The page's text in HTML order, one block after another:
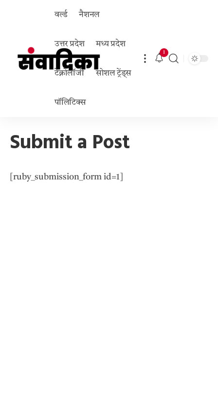
वर्ल्ड नैशनल
उत्तर प्रदेश मध्य प्रदेश
टेक्नोलॉजी सोशल ट्रेंड्स
पॉलिटिक्स
1
Submit a Post
[ruby_submission_form id=1]